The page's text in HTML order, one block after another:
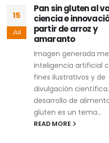
02
Jul
De residuos a
una nueva forma
aprovechar los
alimentos
En las diferentes
producción de
generan residuos que,
simple vista, parecen
tener alguna
READ MORE